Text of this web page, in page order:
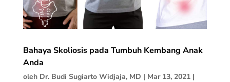
Bahaya Skoliosis pada Tumbuh Kembang Anak
Anda
oleh Dr. Budi Sugiarto Widjaja, MD | Mar 13, 2021|